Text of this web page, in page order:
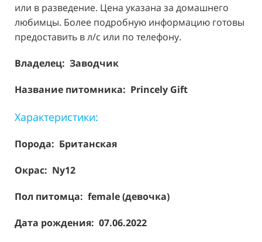
или в разведение. Цена указана за домашнего
любимцы. Более подробную информацию готовы
предоставить в л/с или по телефону.
Владелец: Заводчик
Название питомника: Princely Gift
Характеристики:
Порода: Британская
Окрас: Ny12
Пол питомца: female (девочка)
Дата рождения: 07.06.2022